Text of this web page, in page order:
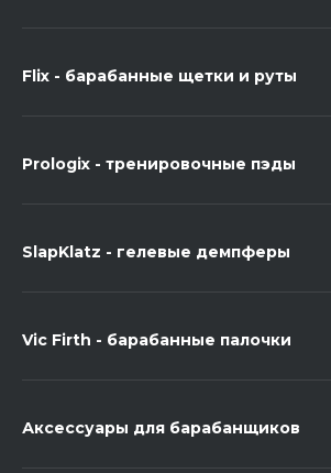
Flix - барабанные щетки и руты
Prologix - тренировочные пэды
SlapKlatz - гелевые демпферы
Vic Firth - барабанные палочки
Аксессуары для барабанщиков